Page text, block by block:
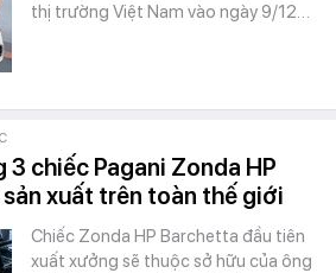
thị trường Việt Nam vào ngày 9/12…
3 chiếc Pagani Zonda HP
xuất trên toàn thế giới
Chiếc Zonda HP Barchetta đầu tiên
xuất xưởng sẽ thuộc sở hữu của ông